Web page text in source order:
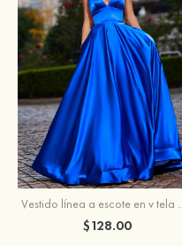
Vestido línea a escote
$128.00